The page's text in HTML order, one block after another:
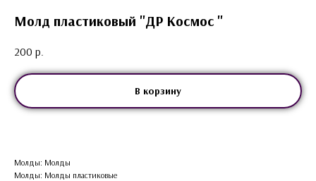
Молд пластиковый "ДР Космос "
200 р.
В корзину
Молды: Молды
Молды: Молды пластиковые